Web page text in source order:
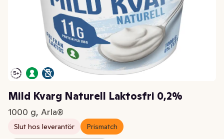
Mild Kvarg Naturell Laktosfri 0,2%
1000 g, Arla®
Slut hos leverantör Prismatch